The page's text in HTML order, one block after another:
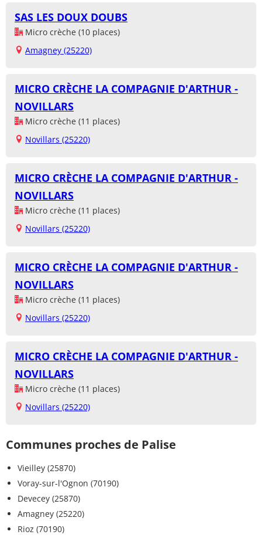
SAS LES DOUX DOUBS
Micro crèche (10 places)
Amagney (25220)
MICRO CRÈCHE LA COMPAGNIE D'ARTHUR -
NOVILLARS
Micro crèche (11 places)
Novillars (25220)
MICRO CRÈCHE LA COMPAGNIE D'ARTHUR -
NOVILLARS
Micro crèche (11 places)
Novillars (25220)
MICRO CRÈCHE LA COMPAGNIE D'ARTHUR -
NOVILLARS
Micro crèche (11 places)
Novillars (25220)
MICRO CRÈCHE LA COMPAGNIE D'ARTHUR -
NOVILLARS
Micro crèche (11 places)
Novillars (25220)
Communes proches de Palise
Vieilley (25870)
Voray-sur-l'Ognon (70190)
Devecey (25870)
Amagney (25220)
Rioz (70190)